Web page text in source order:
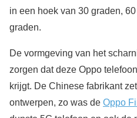
in een hoek van 30 graden,
graden.
De vormgeving van het
zorgen dat deze Oppo
krijgt. De Chinese fabrikant
ontwerpen, zo was de Oppo